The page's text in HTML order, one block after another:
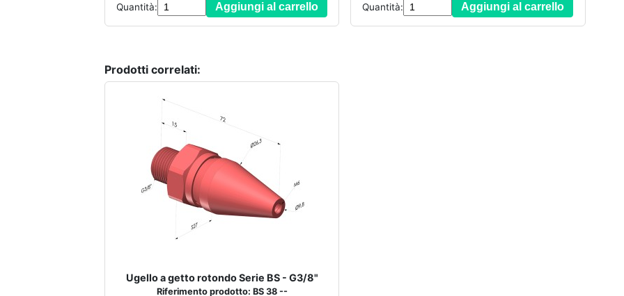
Quantità:
Aggiungi al carrello
Quantità:
Aggiungi al carrello
Prodotti correlati:
Ugello a getto rotondo Serie BS - G3/8"
Riferimento prodotto: BS 38 --